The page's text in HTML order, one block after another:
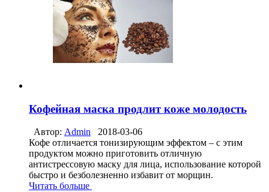
Кофейная маска продлит коже молодость
Автор: Admin
2018-03-06
Кофе отличается тонизирующим эффектом – с этим
продуктом можно приготовить отличную
антистрессовую маску для лица, использование которой
быстро и безболезненно избавит от морщин.
Читать больше